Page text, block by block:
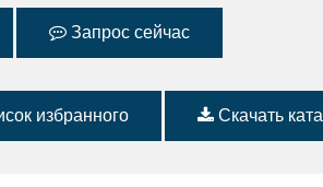
Запрос сейчас
избранного Скачать